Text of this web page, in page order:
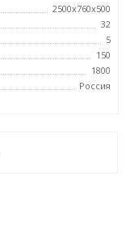
2500х760х500
32
5
150
1800
Россия